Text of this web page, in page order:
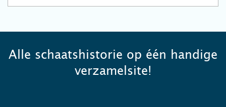
Alle schaatshistorie op één handige
verzamelsite!